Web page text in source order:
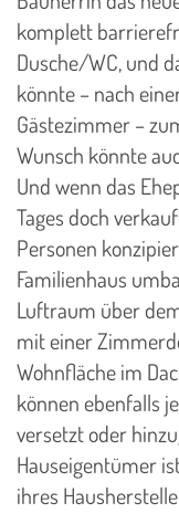
komplett
Dusche/WC, und
könnte – nach
Gästezimmer –
Wunsch könnte
Und wenn das
Tages doch
Personen
Familienhaus
Luftraum über
mit einer
Wohnfläche im
können ebenfalls
versetzt oder
Hauseigentümer
ihres